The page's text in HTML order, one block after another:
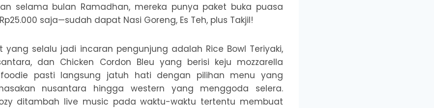
selama bulan Ramadhan, mereka punya paket buka puasa
saja—sudah dapat Nasi Goreng, Es Teh, plus Takjil!
yang selalu jadi incaran pengunjung adalah Rice Bowl Teriyaki,
dan Chicken Cordon Bleu yang berisi keju mozzarella
pasti langsung jatuh hati dengan pilihan menu yang
nusantara hingga western yang menggoda selera.
ditambah live music pada waktu-waktu tertentu membuat